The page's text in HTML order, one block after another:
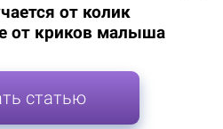
от колик
от криков малыша
статью